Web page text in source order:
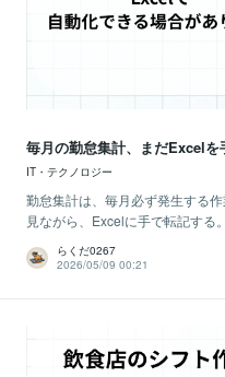
毎月の勤怠集計、まだExcelを
IT・テクノロジー
勤怠集計は、毎月必ず発生する
見ながら、Excelに手で転記する
らくだ0267
2026/05/09 00:21